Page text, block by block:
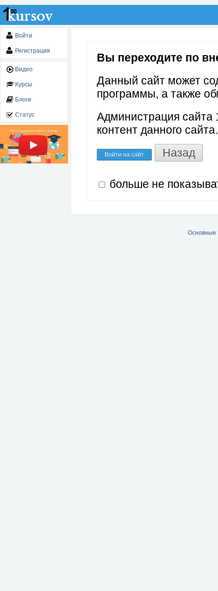
Войти
Регистрация
Видео
Курсы
Блоги
Статус
Вы переходите по
Данный сайт может
программы, а также
Администрация сайта
контент данного сайта.
Войти на сайт Назад
больше не
Основные